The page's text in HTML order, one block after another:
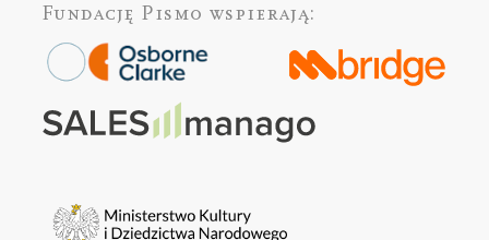
Fundację Pismo wspierają: